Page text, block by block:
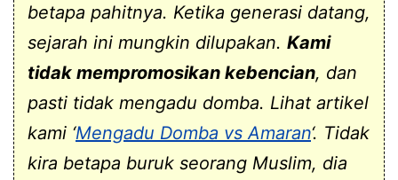
betapa pahitnya. Ketika generasi datang,
sejarah ini mungkin dilupakan. Kami
tidak mempromosikan kebencian, dan
pasti tidak mengadu domba. Lihat artikel
kami ‘Mengadu Domba vs Amaran‘. Tidak
kira betapa buruk seorang Muslim, dia